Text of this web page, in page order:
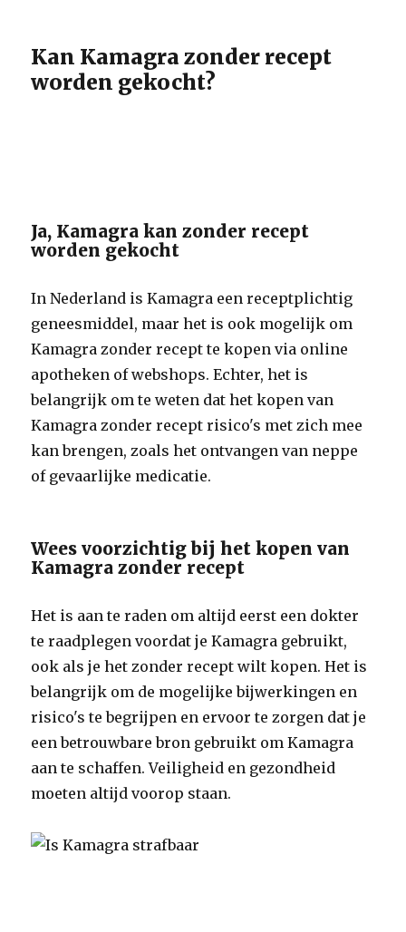
Kan Kamagra zonder recept
worden gekocht?
Ja, Kamagra kan zonder recept
worden gekocht
In Nederland is Kamagra een receptplichtig
geneesmiddel, maar het is ook mogelijk om
Kamagra zonder recept te kopen via online
apotheken of webshops. Echter, het is
belangrijk om te weten dat het kopen van
Kamagra zonder recept risico's met zich mee
kan brengen, zoals het ontvangen van neppe
of gevaarlijke medicatie.
Wees voorzichtig bij het kopen van
Kamagra zonder recept
Het is aan te raden om altijd eerst een dokter
te raadplegen voordat je Kamagra gebruikt,
ook als je het zonder recept wilt kopen. Het is
belangrijk om de mogelijke bijwerkingen en
risico's te begrijpen en ervoor te zorgen dat je
een betrouwbare bron gebruikt om Kamagra
aan te schaffen. Veiligheid en gezondheid
moeten altijd voorop staan.